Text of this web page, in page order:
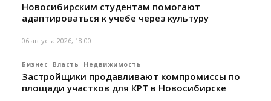
Новосибирским студентам помогают
адаптироваться к учебе через культуру
06 августа 2026, 18:00
Бизнес Власть Недвижимость
Застройщики продавливают компромиссы по
площади участков для КРТ в Новосибирске